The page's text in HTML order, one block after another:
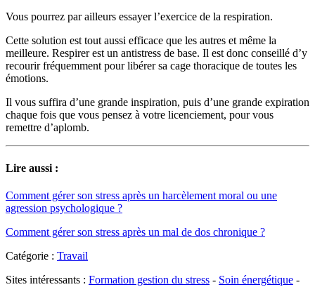
Vous pourrez par ailleurs essayer l’exercice de la respiration.
Cette solution est tout aussi efficace que les autres et même la
meilleure. Respirer est un antistress de base. Il est donc conseillé d’y
recourir fréquemment pour libérer sa cage thoracique de toutes les
émotions.
Il vous suffira d’une grande inspiration, puis d’une grande expiration
chaque fois que vous pensez à votre licenciement, pour vous
remettre d’aplomb.
Lire aussi :
Comment gérer son stress après un harcèlement moral ou une
agression psychologique ?
Comment gérer son stress après un mal de dos chronique ?
Catégorie : Travail
Sites intéressants : Formation gestion du stress - Soin énergétique -